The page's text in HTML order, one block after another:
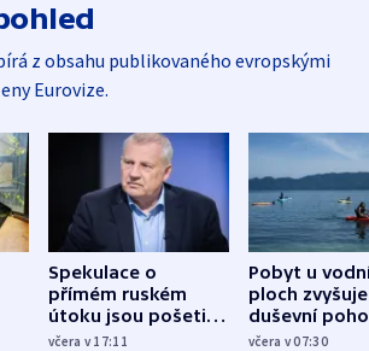
z obsahu publikovaného evropskými
Eurovize.
Spekulace o
přímém ruském
útoku jsou pošetilé,
míní estonský
včera v 17:11
Pobyt u
ploch zvyšuje
duševní
ukázala
včera v 07:30